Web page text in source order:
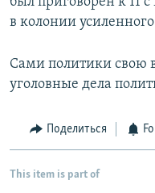
в колонии
Сами политики свою
уголовные дела
Поделиться
This item is part of